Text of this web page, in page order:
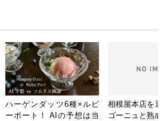
ハーゲンダッツ6種×ルビ
ーポート！ AIの予想は当
相模屋本店を
ゴーニュと熟